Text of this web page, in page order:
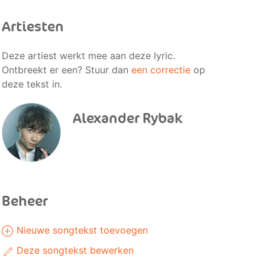
Artiesten
Deze artiest werkt mee aan deze lyric.
Ontbreekt er een? Stuur dan een correctieop
deze tekst in.
Alexander Rybak
Beheer
Nieuwe songtekst toevoegen
Deze songtekst bewerken